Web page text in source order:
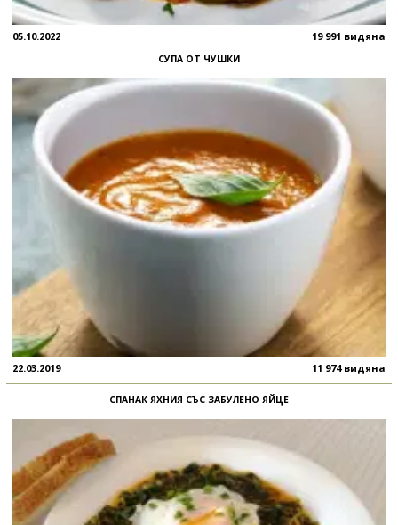
05.10.2022 19 991 видяна
СУПА ОТ ЧУШКИ
22.03.2019 11 974 видяна
СПАНАК ЯХНИЯ СЪС ЗАБУЛЕНО ЯЙЦЕ